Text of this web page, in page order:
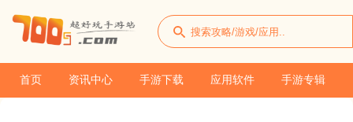
首页 资讯中心 手游下载 应用软件 手游专辑